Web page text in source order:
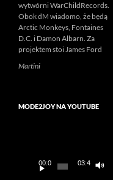
wytwórni WarChildRecords.
Obok dM wiadomo, że będą
Arctic Monkeys, Fontaines
D.C. i Damon Albarn. Za
projektem stoi James Ford
Martini
MODE2JOY NA YOUTUBE
00:00 03:45